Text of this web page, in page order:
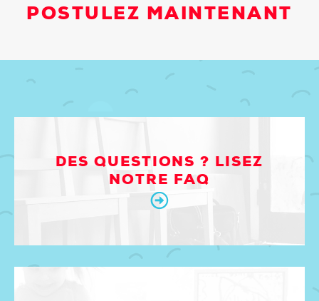
POSTULEZ MAINTENANT
DES QUESTIONS ? LISEZ
NOTRE FAQ